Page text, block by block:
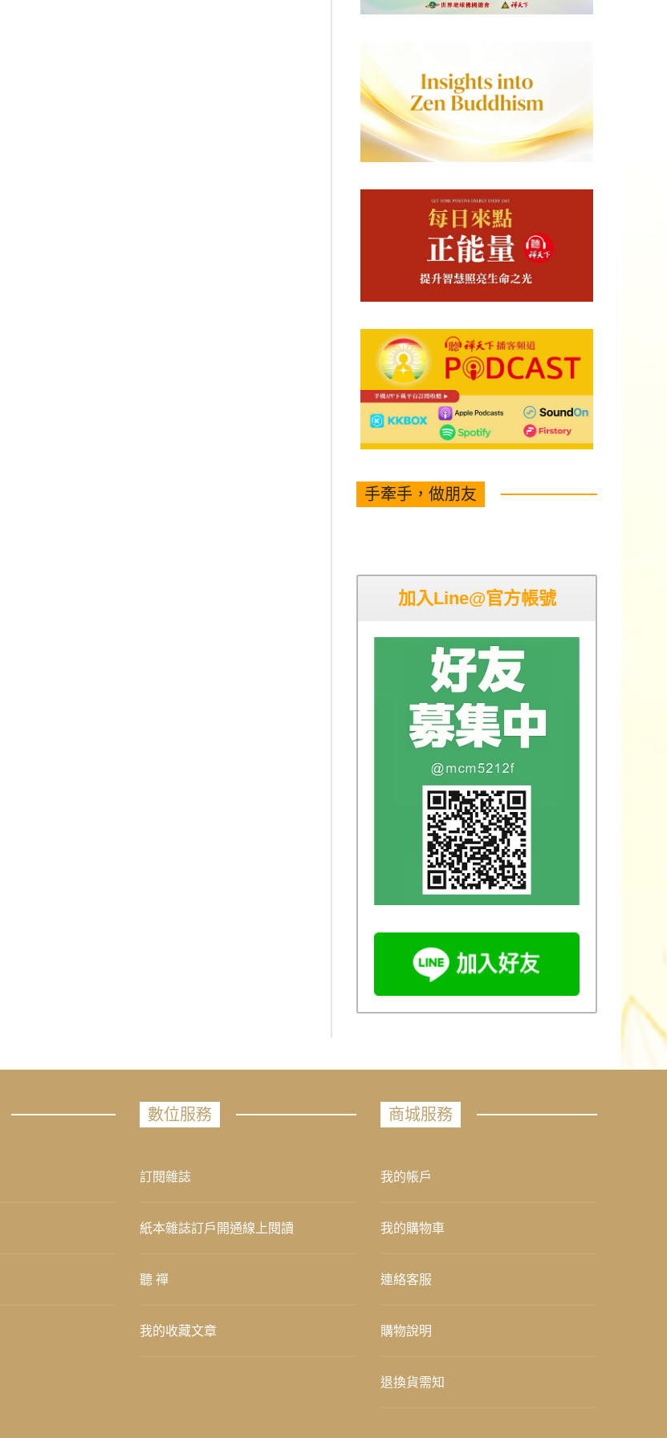
手牽手，做朋友
加入Line@官方帳號
數位服務
訂閱雜誌
紙本雜誌訂戶開通線上閱讀
聽 禪
我的收藏文章
商城服務
我的帳戶
我的購物車
連絡客服
購物說明
退換貨需知